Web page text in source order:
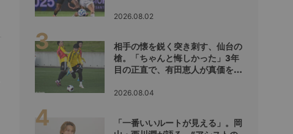
2026.08.02
相手の懐を鋭く突き刺す、仙台の
槍。「ちゃんと悔しかった」3年
目の正直で、有田恵人が真価を示
2026.08.04
「一番いいルートが見える」。岡